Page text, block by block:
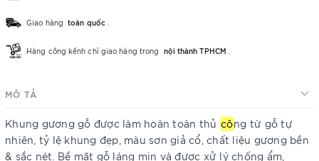
Giao hàng toàn quốc
Hàng cồng kềnh chỉ giao hàng trong nội thành TPHCM
MÔ TẢ
Khung gương gỗ được làm hoàn toàn thủ công từ gỗ tự
nhiên, tỷ lệ khung đẹp, màu sơn giả cổ, chất liệu gương bền
& sắc nét. Bề mặt gỗ láng mịn và được xử lý chống ẩm,